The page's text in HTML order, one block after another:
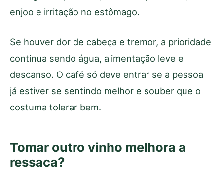
enjoo e irritação no estômago.
Se houver dor de cabeça e tremor, a prioridade
continua sendo água, alimentação leve e
descanso. O café só deve entrar se a pessoa
já estiver se sentindo melhor e souber que o
costuma tolerar bem.
Tomar outro vinho melhora a
ressaca?